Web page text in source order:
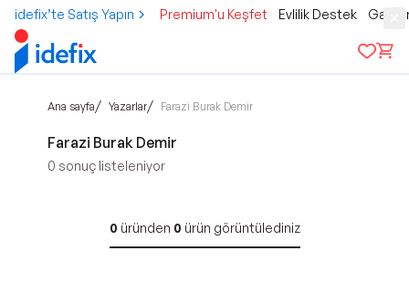
idefix’te Satış Yapın Premium'u Keşfet Evlilik Destek
Ana sayfa/ Yazarlar/ Farazi Burak Demir
Farazi Burak Demir
0 sonuç listeleniyor
0 üründen 0 ürün görüntülediniz